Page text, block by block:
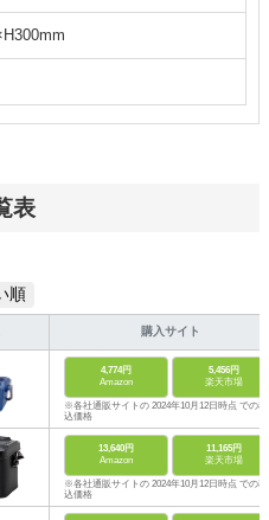
表
順
購入サイト
4,774円
Amazon
5,456円
楽天市場
※各社通販サイトの 2024年10月12日時点 での税
込価格
13,640円
Amazon
11,165円
楽天市場
※各社通販サイトの 2024年10月12日時点 での税
込価格